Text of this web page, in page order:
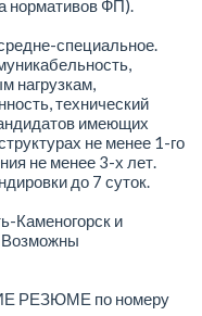
нормативов ФП).
специальное.
нагрузкам,
технический
имеющих
не менее 1-го
не менее 3-х лет.
до 7 суток.
Каменогорск и
Возможны
РЕЗЮМЕ по номеру